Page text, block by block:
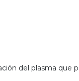
del plasma que